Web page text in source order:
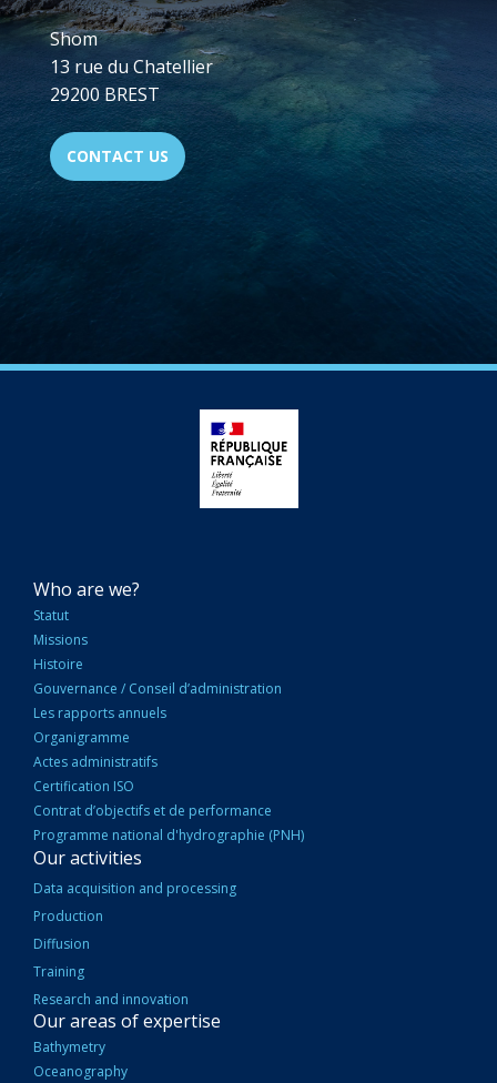
Shom
13 rue du Chatellier
29200 BREST
CONTACT US
NAVIGATION
PRINCIPALE
Who are we?
Statut
Missions
Histoire
Gouvernance / Conseil d’administration
Les rapports annuels
Organigramme
Actes administratifs
Certification ISO
Contrat d’objectifs et de performance
Programme national d'hydrographie (PNH)
Our activities
Data acquisition and processing
Production
Diffusion
Training
Research and innovation
Our areas of expertise
Bathymetry
Oceanography